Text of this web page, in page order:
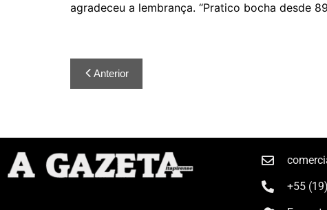
agradeceu a lembrança. “Pratico bocha desde
Anterior
+55